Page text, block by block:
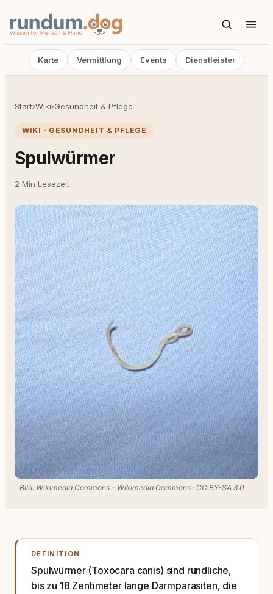
Karte Vermittlung Events Dienstleister
Start›Wiki›Gesundheit & Pflege
WIKI · GESUNDHEIT & PFLEGE
Spulwürmer
2 Min Lesezeit
Bild: Wikimedia Commons – Wikimedia Commons · CC BY-SA 3.0
DEFINITION
Spulwürmer (Toxocara canis) sind rundliche,
bis zu 18 Zentimeter lange Darmparasiten, die